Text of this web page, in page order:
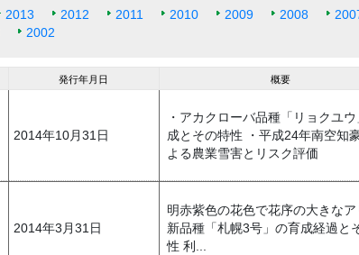
2013 2012 2011 2010 2009 2008
2002
発行年月日 概要
2014年10月31日
・アカクローバ品種「リョクユ
成とその特性 ・平成24年南空知
よる農業雪害とリスク評価
2014年3月31日
明赤紫色の花色で花序の大きなア
新品種「札幌3号」の育成経過と
性 利...